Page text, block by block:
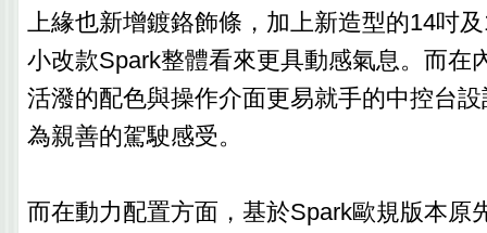
上緣也新增鍍鉻飾條，加上新造型的14吋
小改款Spark整體看來更具動感氣息。而在
活潑的配色與操作介面更易就手的中控台
為親善的駕駛感受。
而在動力配置方面，基於Spark歐規版本原